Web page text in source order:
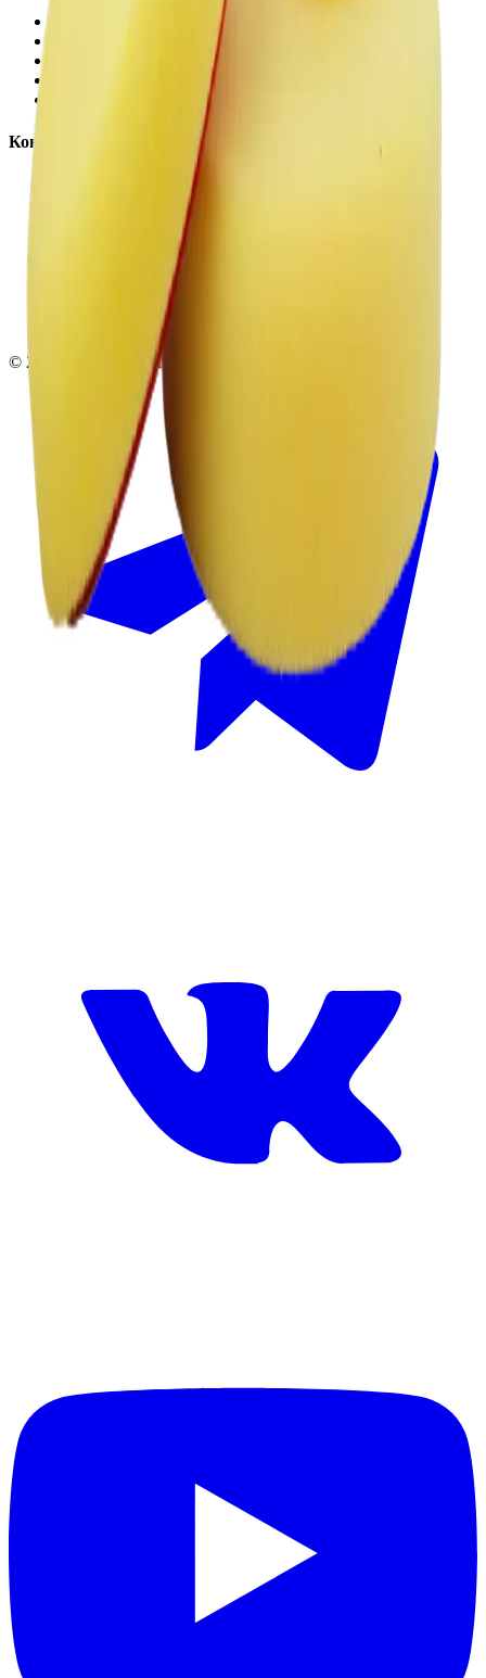
Контакты
+7 (495) 135-35-99
sales@insafe.ru
Москва, Люблинская ул., 153.
ТЦ «Люблю Молл», -1 уровень
Ежедневно 10:00 — 19:00
© 2026 InSafe.ru — Товары и технологии для автобизнеса